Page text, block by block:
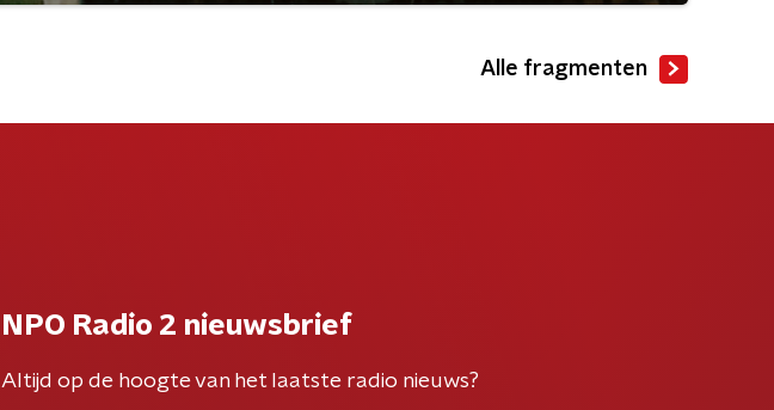
Alle fragmenten
NPO Radio 2 nieuwsbrief
Altijd op de hoogte van het laatste radio nieuws?